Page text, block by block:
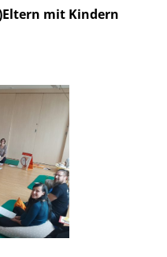
mit Kindern